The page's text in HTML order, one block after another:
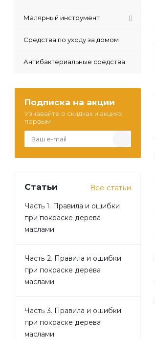
Малярный инструмент
Средства по уходу за домом
Антибактериальные средства
Подписка на акции
Узнавайте о скидках и акциях
первым
Статьи Все статьи
Часть 1. Правила и ошибки
при покраске дерева
маслами
Часть 2. Правила и ошибки
при покраске дерева
маслами
Часть 3. Правила и ошибки
при покраске дерева
маслами